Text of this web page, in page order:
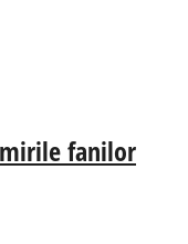
fanilor